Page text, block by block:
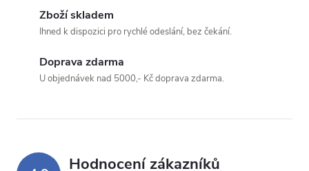
Odeslat dotaz
Odesláním souhlasíte se
Zboží skladem
Ihned k dispozici pro rychlé odeslání, bez čekání.
Doprava zdarma
U objednávek nad 5000,- Kč doprava zdarma.
Hodnocení zákazníků